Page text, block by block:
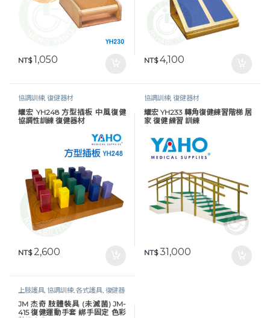
NT$1,050 NT$4,100
協調訓練,復健器材
耀宏 YH248 方型插板 中風復健
協調性訓練 復健器材
NT$2,600
協調訓練,復健器材
耀宏 YH233 轉角復健練習階梯 居
家 復健 練習 訓練
NT$31,000
上肢護具, 協調訓練,各式護具, 復健器
材 ,生活保健,石膏鞋 / 約束手套
JM 杰奇 肢體裝具 (未滅菌) JM-
415 復健運動手套 綁手固定 色彩